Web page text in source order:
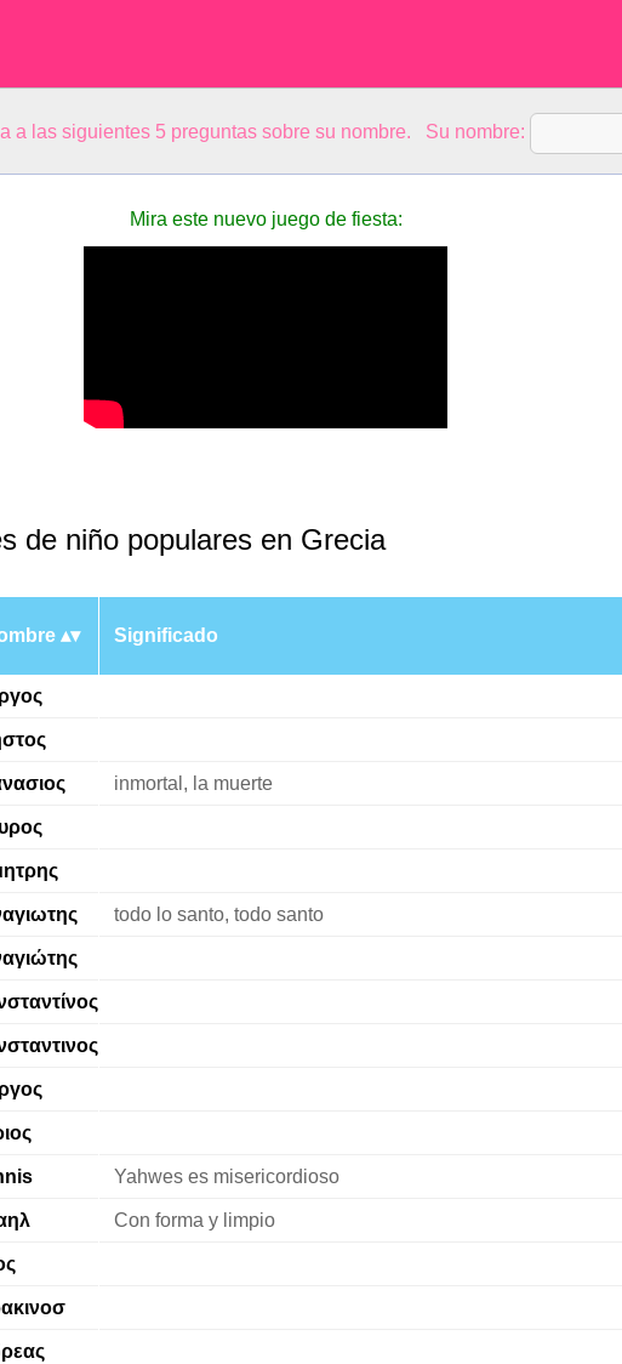
a las siguientes 5 preguntas sobre su nombre. Su nombre:
Mira este nuevo juego de fiesta:
de niño populares en Grecia
Significado
inmortal, la muerte
todo lo santo, todo santo
Yahwes es misericordioso
Con forma y limpio